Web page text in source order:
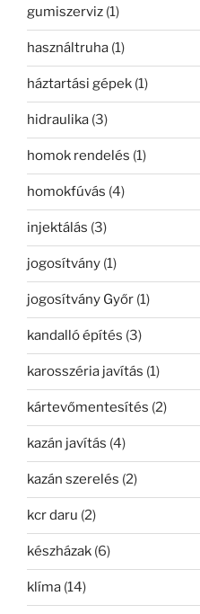
gumiszerviz (1)
használtruha (1)
háztartási gépek (1)
hidraulika (3)
homok rendelés (1)
homokfúvás (4)
injektálás (3)
jogosítvány (1)
jogosítvány Győr (1)
kandalló építés (3)
karosszéria javítás (1)
kártevőmentesítés (2)
kazán javítás (4)
kazán szerelés (2)
kcr daru (2)
készházak (6)
klíma (14)